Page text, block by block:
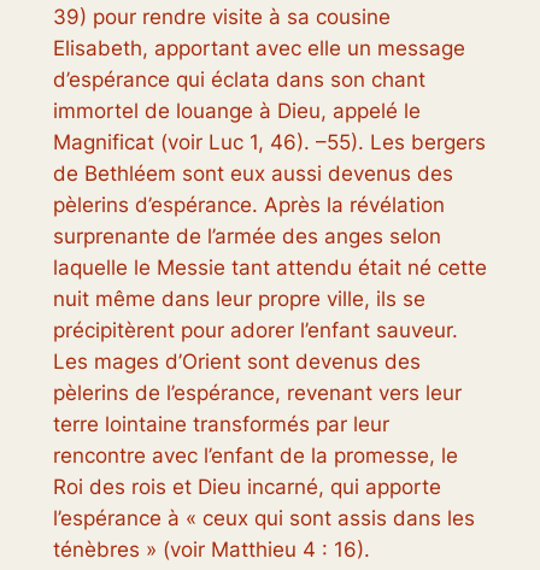
39) pour rendre visite à sa cousine
Elisabeth, apportant avec elle un message
d’espérance qui éclata dans son chant
immortel de louange à Dieu, appelé le
Magnificat (voir Luc 1, 46). –55). Les bergers
de Bethléem sont eux aussi devenus des
pèlerins d’espérance. Après la révélation
surprenante de l’armée des anges selon
laquelle le Messie tant attendu était né cette
nuit même dans leur propre ville, ils se
précipitèrent pour adorer l’enfant sauveur.
Les mages d’Orient sont devenus des
pèlerins de l’espérance, revenant vers leur
terre lointaine transformés par leur
rencontre avec l’enfant de la promesse, le
Roi des rois et Dieu incarné, qui apporte
l’espérance à « ceux qui sont assis dans les
ténèbres » (voir Matthieu 4 : 16).